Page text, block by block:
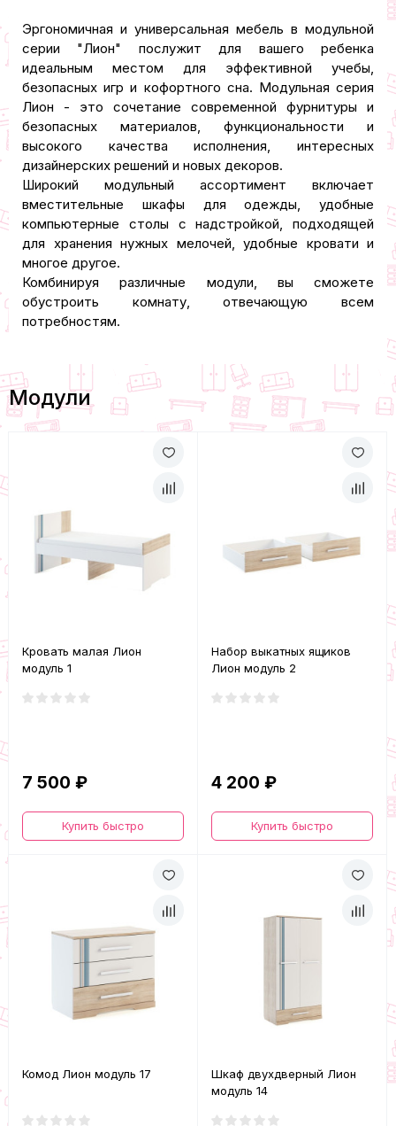
Эргономичная и универсальная мебель в модульной
серии "Лион" послужит для вашего ребенка
идеальным местом для эффективной учебы,
безопасных игр и кофортного сна. Модульная серия
Лион - это сочетание современной фурнитуры и
безопасных материалов, функциональности и
высокого качества исполнения, интересных
дизайнерских решений и новых декоров.
Широкий модульный ассортимент включает
вместительные шкафы для одежды, удобные
компьютерные столы с надстройкой, подходящей
для хранения нужных мелочей, удобные кровати и
многое другое.
Комбинируя различные модули, вы сможете
обустроить комнату, отвечающую всем
потребностям.
Модули
Кровать малая Лион
модуль 1
7 500 ₽
Купить быстро
Набор выкатных ящиков
Лион модуль 2
4 200 ₽
Купить быстро
Комод Лион модуль 17
Шкаф двухдверный Лион
модуль 14